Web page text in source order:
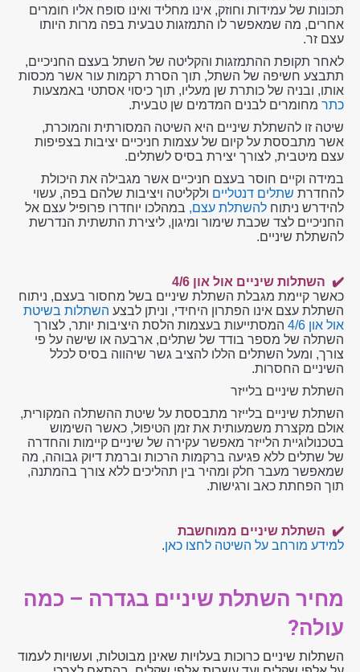
תכונות של עמידות וחוזק, אינו מחליד ואינו סופח אליו חומרים
אחרים, מה שמאפשר לו התמזגות טבעית בפה מרות היותו
עצם זר.
לאחר תקופת ההתמזגות והקליטה של השתל בעצם החניכיים,
תתבצע חשיפה של השתל, תוך הסרת רקמות עור אשר מכסות
אותו, ובניה של כותרת שן מעליו, תוך כיסוי אסתטי באמצעות
כתר מחומרים לבנים המדמים שן טבעית.
שיטה זו להשתלת שיניים היא השיטה המסורתית והמוכרת,
אשר מתבססת על קיום של עצמות חניכיים יציבות בצפיפות
עצם מיטבית, לצורך יצירת בסיס לשתלים.
במידה וקיים חוסר בעצם חניכיים אשר מגבילה את היכולת
להחדרת שתלים דנטליים ולקליטה ויציבות שלהם בפה, עשוי
להידרש ניתוח להשתלת עצם, במהלכו יוחדרו פרופיל עצם אל
החניכיים לצד שכבת שימור ומיגון, ליצירת התשתית הנדרשת
להשתלת שיניים.
✔️ השתלות שיניים אול און 4/6
כאשר קיימת מגבלת השתלת שיניים בשל מחסור בעצם, ניתוח
השתלת עצם אינו הפתרון היחידי, וניתן לבצע השתלות בשיטת
אול און 4/6
המסתייעות בעצמות הלסת היציבות יותר, לצורך
השתלה של מספר בודד של שתלים, ארבעה או שישה על פי
צורך, ומעל השתלים הללו להציב גשר שיהווה בסיס לכלל
השיניים החסרות.
השתלת שיניים בלייזר
השתלת שיניים בלייזר מתבססת על שיטת ההשתלה המקורית,
אולם מקצרת משמעותית את זמן הטיפול, כאשר השימוש
בטכנולוגיית הלייזר מאפשר עקירה של שיניים קיימות והחדרה
של שתלים ללא פגיעה ברקמות הרכות וברמת דיוק גבוהה, מה
שמאפשר מעבר חלק ומהיר בין תהליכים ללא צורך בהמתנה,
תוך הפחתת כאב ורגישות.
✔️ השתלת שיניים ממוחשבת
למידע מורחב על השיטה לחצו כאן.
מחיר השתלת שיניים בגדרה – כמה
עולה?
השתלות שיניים כרוכות בעלויות שאינן מבוטלות, ועשויות לעמוד